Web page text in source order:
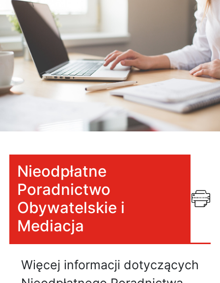
Nieodpłatne
Poradnictwo
Obywatelskie i
Mediacja
Więcej informacji dotyczących